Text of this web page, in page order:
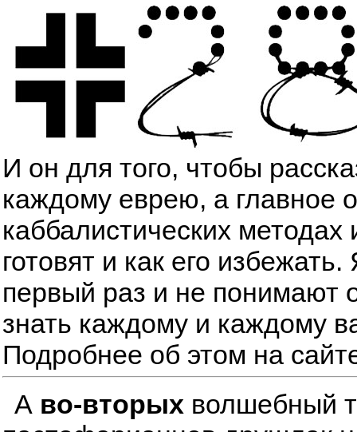
И он для того, чтобы
каждому еврею, а главное
каббалистических
готовят и как его
первый раз и не понимают
знать каждому и каждому
Подробнее об этом на
А во-вторых волшебный